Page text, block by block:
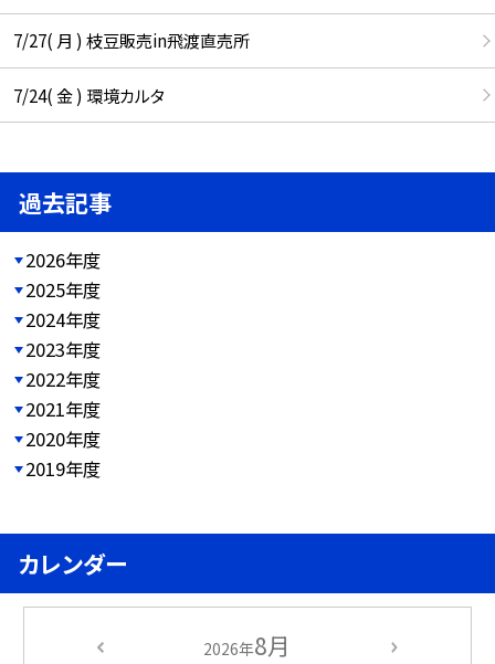
7/27( 月 ) 枝豆販売in飛渡直売所
7/24( 金 ) 環境カルタ
過去記事
2026年度
2025年度
2024年度
2023年度
2022年度
2021年度
2020年度
2019年度
カレンダー
2026年8月